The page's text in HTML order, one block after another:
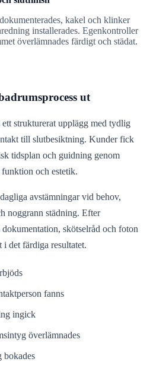
kakel och klinker
installerades. Egenkontroller
överlämnades färdigt och städat.
ut
strukturerat upplägg med tydlig
till slutbesiktning. Kunder fick
tidsplan och guidning genom
funktion och estetik.
avstämningar vid behov,
noggrann städning. Efter
skötselråd och foton
det färdiga resultatet.
fanns
ingick
överlämnades
bokades